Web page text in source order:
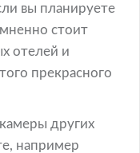
вы планируете
стоит
отелей и
прекрасного
других
например